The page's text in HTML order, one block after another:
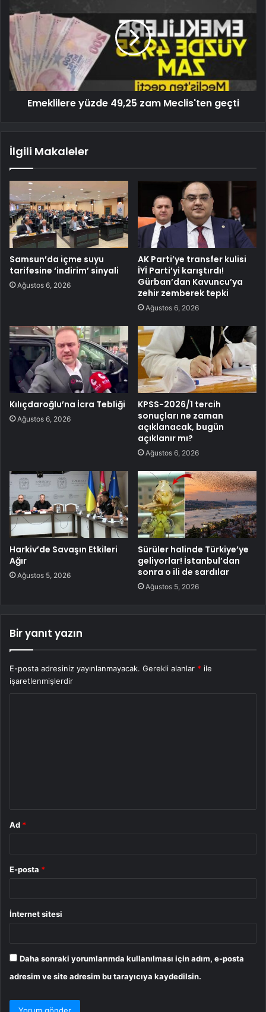
Emeklilere yüzde 49,25 zam Meclis'ten geçti
İlgili Makaleler
Samsun’da içme suyu
tarifesine ‘indirim’ sinyali
Ağustos 6, 2026
AK Parti’ye transfer kulisi
İYİ Parti’yi karıştırdı!
Gürban’dan Kavuncu’ya
zehir zemberek tepki
Ağustos 6, 2026
Kılıçdaroğlu’na İcra Tebliği
Ağustos 6, 2026
KPSS-2026/1 tercih
sonuçları ne zaman
açıklanacak, bugün
açıklanır mı?
Ağustos 6, 2026
Harkiv’de Savaşın Etkileri
Ağır
Ağustos 5, 2026
Sürüler halinde Türkiye’ye
geliyorlar! İstanbul’dan
sonra o ili de sardılar
Ağustos 5, 2026
Bir yanıt yazın
E-posta adresiniz yayınlanmayacak. Gerekli alanlar * ile
işaretlenmişlerdir
Ad *
E-posta *
İnternet sitesi
Daha sonraki yorumlarımda kullanılması için adım, e-posta
adresim ve site adresim bu tarayıcıya kaydedilsin.